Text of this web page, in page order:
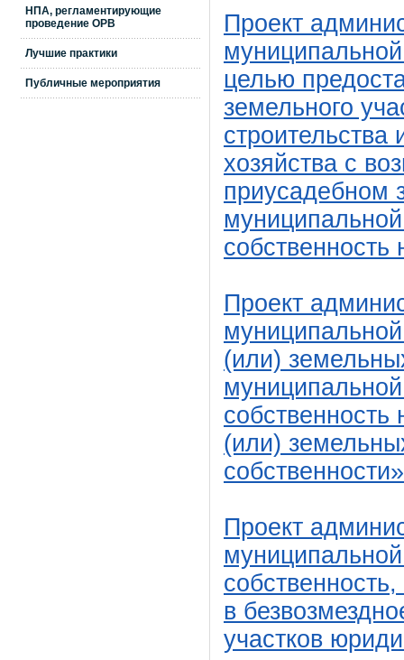
НПА, регламентирующие
проведение ОРВ
Лучшие практики
Публичные мероприятия
Проект
целью
земельного
строительства
хозяйства с
приусадебном
собственность
Проект
(или)
(или)
собственности»
Проект
в
участков